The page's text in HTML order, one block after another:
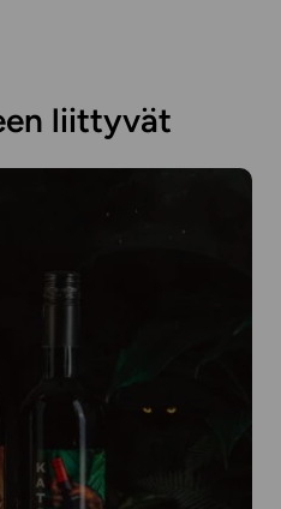
liittyvät